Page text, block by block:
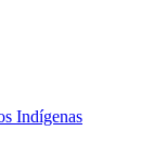
Indígenas